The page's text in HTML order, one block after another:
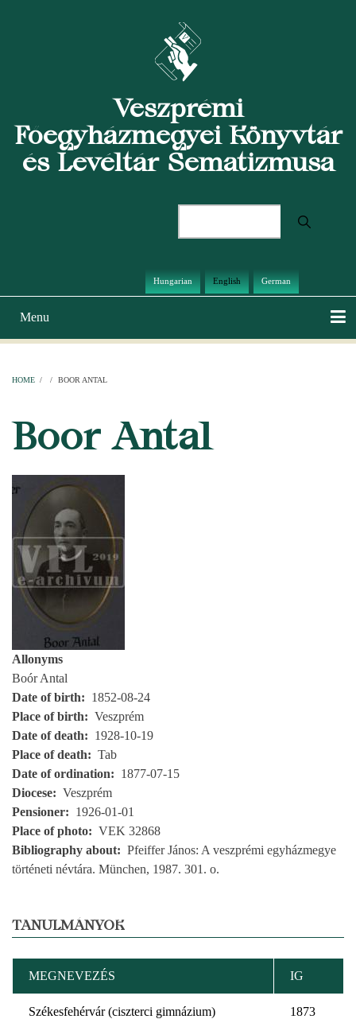
Veszprémi
Főegyházmegyei Könyvtár
és Levéltár Sematizmusa
Hungarian English German
Main
navigation
Menu
HOME / / BOOR ANTAL
Boor Antal
Allonyms
Boór Antal
Date of birth
1852-08-24
Place of birth
Veszprém
Date of death
1928-10-19
Place of death
Tab
Date of ordination
1877-07-15
Diocese
Veszprém
Pensioner
1926-01-01
Place of photo
VEK 32868
Bibliography about
Pfeiffer János: A veszprémi egyházmegye
történeti névtára. München, 1987. 301. o.
TANULMÁNYOK
MEGNEVEZÉS IG
Székesfehérvár (ciszterci gimnázium) 1873